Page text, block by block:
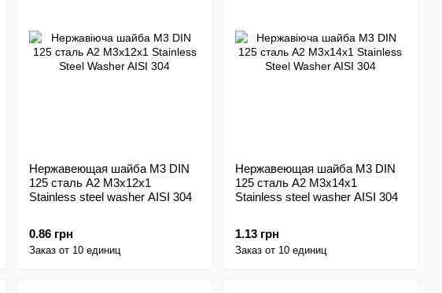
Нержавеющая шайба M3 DIN
125 сталь A2 M3x12x1
Stainless steel washer AISI 304
0.86 грн
Заказ от 10 единиц
Нержавеющая шайба M3 DIN
125 сталь A2 M3x14x1
Stainless steel washer AISI 304
1.13 грн
Заказ от 10 единиц